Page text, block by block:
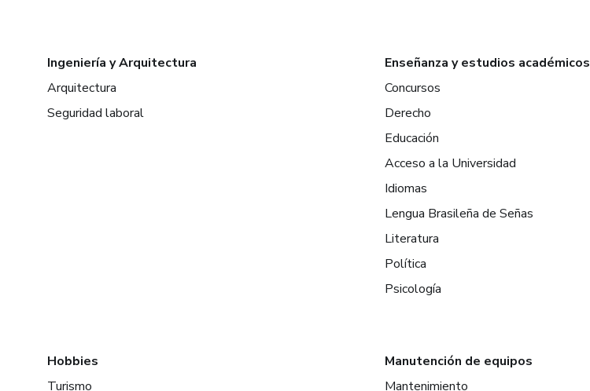
Ingeniería y Arquitectura
Arquitectura
Seguridad laboral
Enseñanza y estudios académicos
Concursos
Derecho
Educación
Acceso a la Universidad
Idiomas
Lengua Brasileña de Señas
Literatura
Política
Psicología
Hobbies
Turismo
Manutención de equipos
Mantenimiento